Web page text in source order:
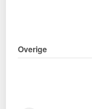
Overige